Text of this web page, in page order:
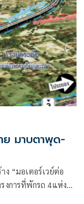
ย มาบตาพุด-
ง “มอเตอร์เวย์ต่อ
งการที่พักรถ 4แห่ง”